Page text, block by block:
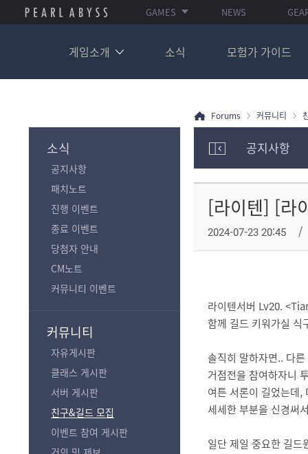
GAMES NEWS
게임소개 소식 모험가 가이드
소식
공지사항
패치노트
진행 이벤트
종료 이벤트
당첨자 안내
CM노트
커뮤니티 이벤트
커뮤니티
자유게시판
클래스 게시판
서버 게시판
친구&길드 모집
이벤트 참여 게시판
모
험
가
럼
테
고
보
기
공지사항
Forums 커뮤니티
[라이텐] [라
2024-07-23 20:45
라이텐서버 Lv20.
함께 길드 키워가실 식
솔직히 말하자면.. 다
거점전을 참여하자니
여튼 서론이 길었는데,
세세한 부분을 신경써
일단 제일 중요한 길드